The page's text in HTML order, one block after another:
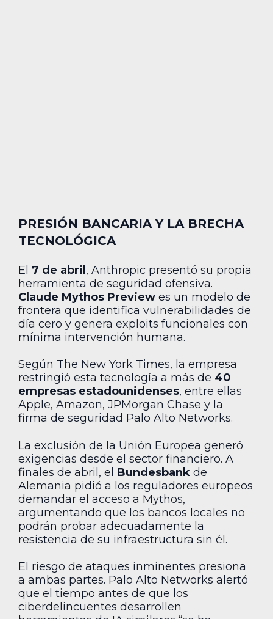
PRESIÓN BANCARIA Y LA BRECHA
TECNOLÓGICA
El 7 de abril , Anthropic presentó su propia
herramienta de seguridad ofensiva.
Claude Mythos Preview es un modelo de
frontera que identifica vulnerabilidades de
día cero y genera exploits funcionales con
mínima intervención humana.
Según The New York Times, la empresa
restringió esta tecnología a más de 40
empresas estadounidenses, entre ellas
Apple, Amazon, JPMorgan Chase y la
firma de seguridad Palo Alto Networks.
La exclusión de la Unión Europea generó
exigencias desde el sector financiero. A
finales de abril, el Bundesbank de
Alemania pidió a los reguladores europeos
demandar el acceso a Mythos,
argumentando que los bancos locales no
podrán probar adecuadamente la
resistencia de su infraestructura sin él.
El riesgo de ataques inminentes presiona
a ambas partes. Palo Alto Networks alertó
que el tiempo antes de que los
ciberdelincuentes desarrollen